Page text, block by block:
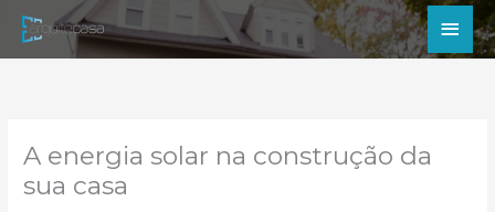
para
A energia solar na construção da
sua casa